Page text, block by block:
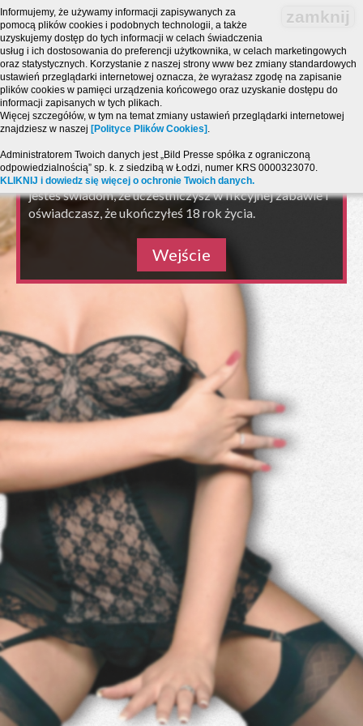
zamknij
Informujemy, że używamy informacji zapisywanych za
pomocą plików cookies i podobnych technologii, a także
uzyskujemy dostęp do tych informacji w celach świadczenia
usług i ich dostosowania do preferencji użytkownika, w celach marketingowych
oraz statystycznych. Korzystanie z naszej strony www bez zmiany standardowych
ustawień przeglądarki internetowej oznacza, że wyrażasz zgodę na zapisanie
plików cookies w pamięci urządzenia końcowego oraz uzyskanie dostępu do
informacji zapisanych w tych plikach.
Więcej szczegółów, w tym na temat zmiany ustawień przeglądarki internetowej
znajdziesz w naszej [Polityce Plików Cookies] .
Administratorem Twoich danych jest „Bild Presse spółka z ograniczoną
odpowiedzialnością” sp. k. z siedzibą w Łodzi, numer KRS 0000323070.
KLIKNIJ i dowiedz się więcej o ochronie Twoich danych.
Strona zawiera treści o charakterze erotycznym i jest
przeznaczona dla osób, które ukończyły 18 lat!
chat SMS i połączeń telefonicznych PARTY LINE.
Wchodząc na serwis akceptujesz warunki
jesteś świadom, że uczestniczysz w fikcyjnej zabawie i
oświadczasz, że ukończyłeś 18 rok życia.
Wejście